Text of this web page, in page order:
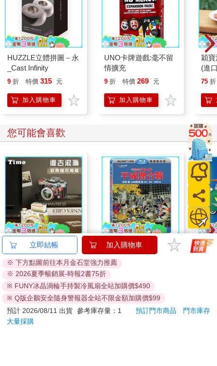
HUZZLE立體拼圖－永
_Cast Infinity
9 折 特價 315 元
加入購物車
UNO卡牌遊戲:毫不留
情擴充
9 折 特價 269 元
加入購物車
穎
(進
75 折
您可能會喜歡
【Timo】復古浪潮 經
典積木相機 禮物
折 特價 349 元
加入購物車
平成狸合戰 BD＋DVD
限定版 BD
特價
加入購物車
訂購/退換貨須知
立即結帳 加入購物車
※ 下方點圖前往本月金石堂強力推薦
※ 2026夏季暢銷展-時報2書75折
※ FUNY冰晶渦輪手持製冷風扇全站加購價$490
※ Q版企鵝安全隨身警報器全站不限金額加購價$99
預計 2026/08/11 出貨 參考庫存量：1 預訂門市商品
門市庫存
大量採購